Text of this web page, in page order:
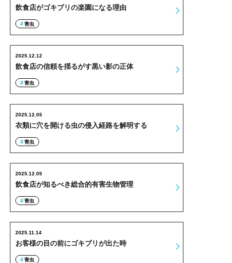
飲食店がゴキブリの楽園になる理由
害虫
飲食店の信頼を揺るがす黒い影の正体
2025.12.12
害虫
衣類に穴を開ける虫の侵入経路を解明する
2025.12.05
害虫
飲食店が知るべき総合的有害生物管理
2025.12.05
害虫
お客様の目の前にゴキブリが出た時
2025.11.14
害虫